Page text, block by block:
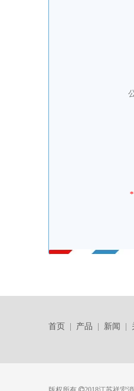
*
首页 产品 新闻